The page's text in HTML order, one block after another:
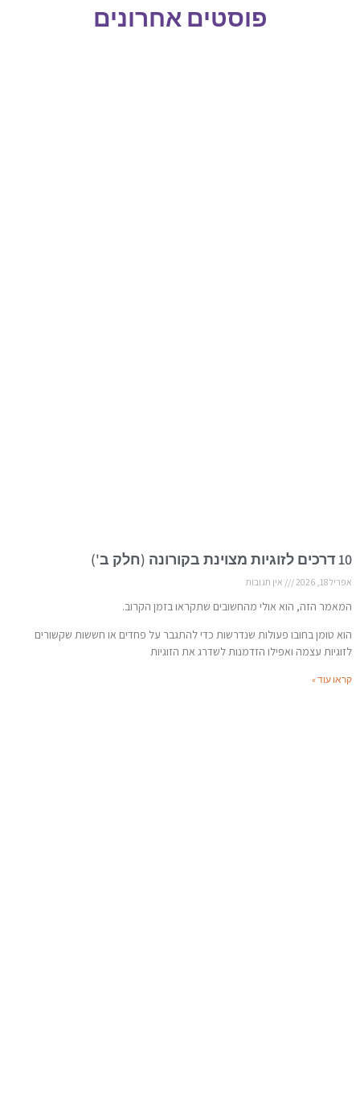
פוסטים אחרונים
10 דרכים לזוגיות מצוינת בקורונה (חלק ב')
אפריל 18, 2026 אין תגובות
המאמר הזה, הוא אולי מהחשובים שתקראו בזמן הקרוב.
הוא טומן בחובו פעולות שנדרשות כדי להתגבר על פחדים או חששות שקשורים
לזוגיות עצמה ואפילו הזדמנות לשדרג את הזוגיות
קראו עוד »